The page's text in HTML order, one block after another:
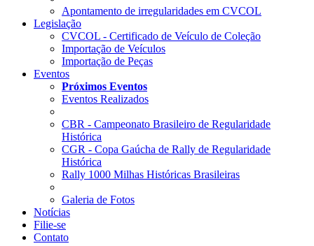
Apontamento de irregularidades em CVCOL
Legislação
CVCOL - Certificado de Veículo de Coleção
Importação de Veículos
Importação de Peças
Eventos
Próximos Eventos
Eventos Realizados
CBR - Campeonato Brasileiro de Regularidade
Histórica
CGR - Copa Gaúcha de Rally de Regularidade
Histórica
Rally 1000 Milhas Históricas Brasileiras
Galeria de Fotos
Notícias
Filie-se
Contato